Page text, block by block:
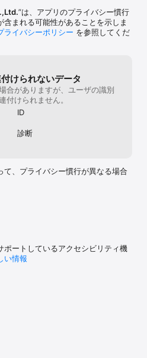
”は、アプリのプライバシー慣行
まれる可能性があることを示しま
ライバシーポリシー を参照してくだ
けられないデータ
合がありますが、ユーザの識別
付けられません。
ID
診断
て、プライバシー慣行が異なる場合
ポートしているアクセシビリティ機
い情報